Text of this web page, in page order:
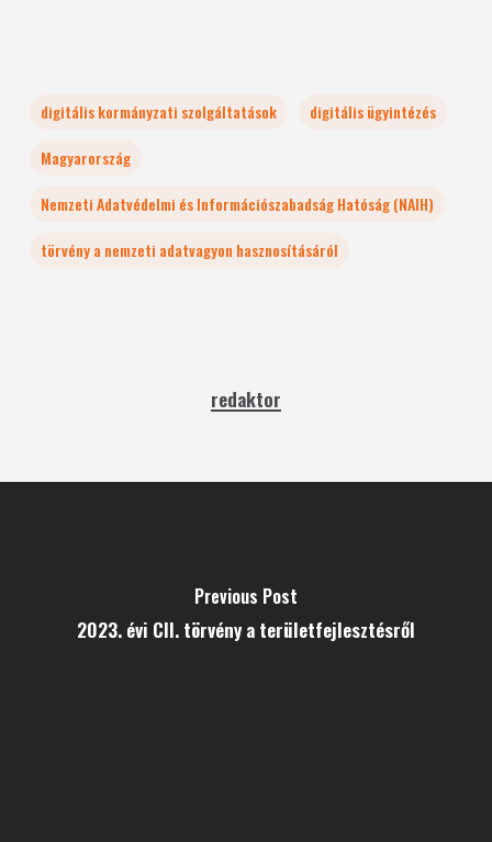
digitális kormányzati szolgáltatások
digitális ügyintézés
Magyarország
Nemzeti Adatvédelmi és Információszabadság Hatóság (NAIH)
törvény a nemzeti adatvagyon hasznosításáról
redaktor
Previous Post
2023. évi CII. törvény a területfejlesztésről